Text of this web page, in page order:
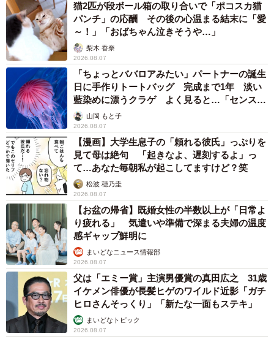
猫2匹が段ボール箱の取り合いで「ポコスカ猫
パンチ」の応酬 その後の心温まる結末に「愛
～！」「おばちゃん泣きそうや…」
梨木 香奈
2026.08.07
「ちょっとババロアみたい」パートナーの誕生
日に手作りトートバッグ 完成まで1年 淡い
藍染めに漂うクラゲ よく見ると…「センスす
ごい」山岡 もと子
2026.08.07
【漫画】大学生息子の「頼れる彼氏」っぷりを
見て母は絶句 「起きなよ、遅刻するよ」っ
て…あなた毎朝私が起こしてますけど？笑
松波 穂乃圭
2026.08.07
【お盆の帰省】既婚女性の半数以上が「日常よ
り疲れる」 気遣いや準備で深まる夫婦の温度
感ギャップ鮮明に
まいどなニュース情報部
2026.08.07
父は「エミー賞」主演男優賞の真田広之 31歳
イケメン俳優が長髪ヒゲのワイルド近影「ガチ
ヒロさんそっくり」「新たな一面もステキ」
まいどなトピック
2026.08.07